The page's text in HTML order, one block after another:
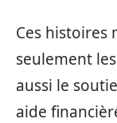
Ces histoires
seulement
aussi le
aide